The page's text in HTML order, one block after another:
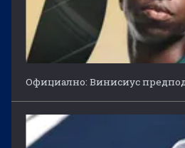
Официално: Винисиус